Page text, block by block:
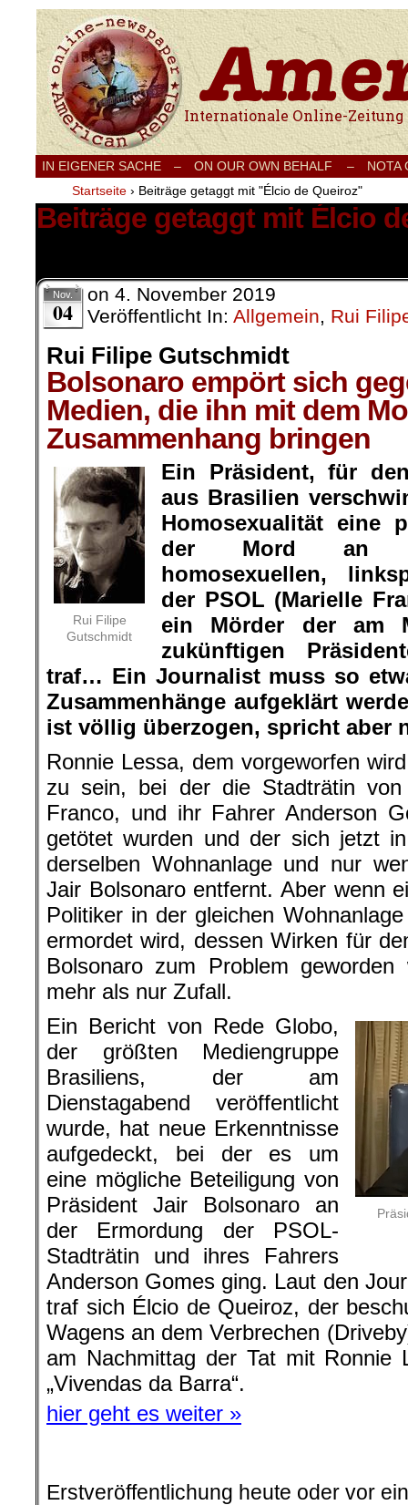
Internationale Onlinezeitung für Frieden,
IN EIGENER SACHE – ON OUR OWN BEHALF –
NOTA
Startseite › Beiträge getaggt mit "Élcio de Queiroz"
Beiträge getaggt mit Élcio
Nov.
04
on 4. November 2019
Veröffentlicht In: Allgemein, Rui
Rui Filipe Gutschmidt
Bolsonaro empört sich
Medien, die ihn mit dem
Zusammenhang bringen
Rui Filipe
Gutschmidt
Ein Präsident, für
aus Brasilien
Homosexualität eine
der Mord an
homosexuellen,
der PSOL (Marielle
ein Mörder der am
zukünftigen
traf… Ein Journalist muss so
Zusammenhänge aufgeklärt
ist völlig überzogen, spricht aber
Ronnie Lessa, dem vorgeworfen
zu sein, bei der die Stadträtin
Franco, und ihr Fahrer Anderson
getötet wurden und der sich jetzt
derselben Wohnanlage und nur
Jair Bolsonaro entfernt. Aber wenn
Politiker in der gleichen
ermordet wird, dessen Wirken für
Bolsonaro zum Problem
mehr als nur Zufall.
Ein Bericht von Rede Globo,
der größten Mediengruppe
Brasiliens, der am
Dienstagabend veröffentlicht
wurde, hat neue Erkenntnisse
aufgedeckt, bei der es um
eine mögliche Beteiligung von
Präsident Jair Bolsonaro an
der Ermordung der PSOL-
Stadträtin und ihres Fahrers
Anderson Gomes ging. Laut den
traf sich Élcio de Queiroz, der
Wagens an dem Verbrechen
am Nachmittag der Tat mit Ronnie
„Vivendas da Barra“.
hier geht es weiter »
Erstveröffentlichung heute oder vor